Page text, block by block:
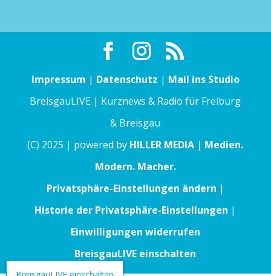
Impressum | Datenschutz | Mail ins Studio
BreisgauLIVE | Kurznews & Radio für Freiburg
& Breisgau
(C) 2025 | powered by HILLER MEDIA | Medien.
Modern. Macher.
Privatsphäre-Einstellungen ändern |
Historie der Privatsphäre-Einstellungen |
Einwilligungen widerrufen
BreisgauLIVE einschalten